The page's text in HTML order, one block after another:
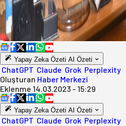
Yapay Zeka Özeti AI Özeti
ChatGPT Claude Grok Perplexity
Oluşturan Haber Merkezi
Eklenme 14.03.2023 - 15:29
Yapay Zeka Özeti AI Özeti
ChatGPT Claude Grok Perplexity